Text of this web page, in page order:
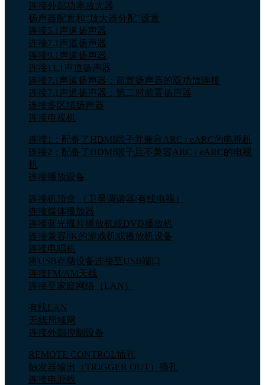
连接外部功率放大器
扬声器配置和“放大器分配”设置
连接5.1声道扬声器
连接7.1声道扬声器
连接9.1声道扬声器
连接11.1声道扬声器
连接7.1声道扬声器：前置扬声器的双功放连接
连接7.1声道扬声器：第二对前置扬声器
连接多区域扬声器
连接电视机
连接1：配备了HDMI端子并兼容ARC / eARC的电视机
连接2：配备了HDMI端子且不兼容ARC / eARC的电视
机
连接播放设备
连接机顶盒 （卫星调谐器/有线电视）
连接媒体播放器
连接蓝光碟片播放机或DVD播放机
连接兼容8K的游戏机或播放机设备
连接电唱机
将USB存储设备连接至USB端口
连接FM/AM天线
连接至家庭网络（LAN）
有线LAN
无线局域网
连接外部控制设备
REMOTE CONTROL插孔
触发器输出（TRIGGER OUT）插孔
连接电源线